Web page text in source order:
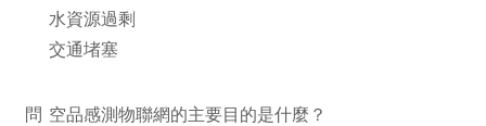
水資源過剩
交通堵塞
問 空品感測物聯網的主要目的是什麼？